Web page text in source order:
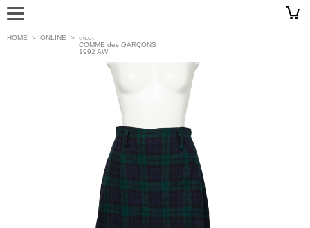
HOME > ONLINE > tricot
COMME des GARÇONS
1992 AW